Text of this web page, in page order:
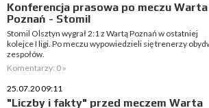
Konferencja prasowa po meczu Warta
Poznań - Stomil
Stomil Olsztyn wygrał 2:1 z Wartą Poznań w ostatniej
kolejce I ligi. Po meczu wypowiedzieli się trenerzy
zespołów.
Komentarzy: 0 »
25.07.20 09:11
"Liczby i fakty" przed meczem Warta